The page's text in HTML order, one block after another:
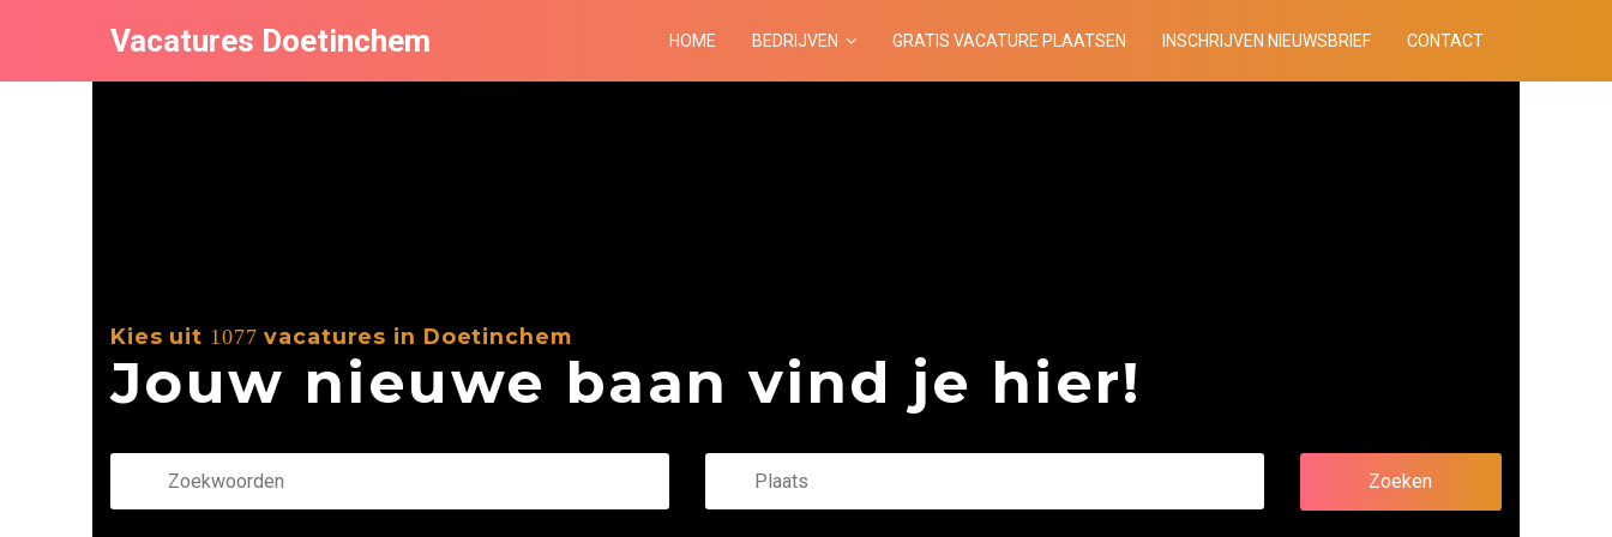
Vacatures Doetinchem HOME BEDRIJVEN GRATIS VACATURE PLAATSEN INSCHRIJVEN NIEUWSBRIEF CONTACT
Kies uit 1077 vacatures in Doetinchem
Jouw nieuwe baan vind je hier!